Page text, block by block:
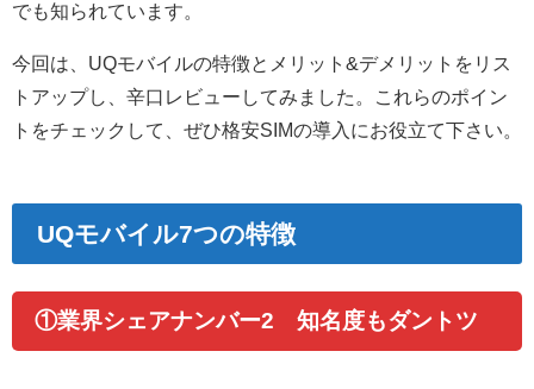
でも知られています。
今回は、UQモバイルの特徴とメリット&デメリットをリス
トアップし、辛口レビューしてみました。これらのポイン
トをチェックして、ぜひ格安SIMの導入にお役立て下さい。
UQモバイル7つの特徴
①業界シェアナンバー2 知名度もダントツ